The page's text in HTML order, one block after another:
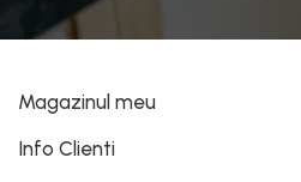
Magazinul meu
Info Clienti